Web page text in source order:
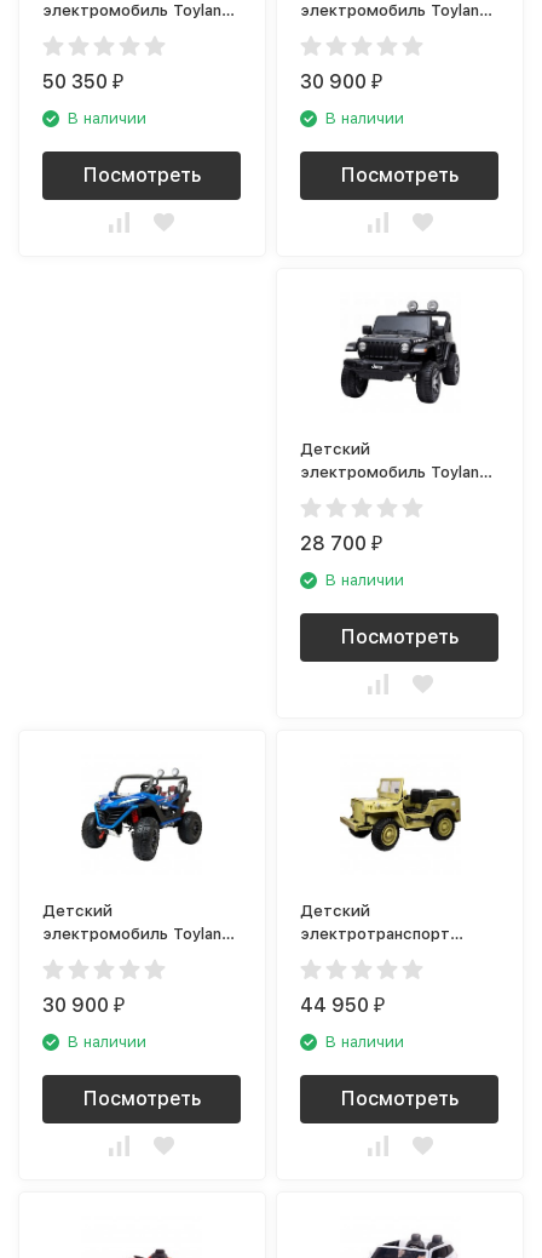
электромобиль Toyland
Toyota Tundra 2.0
красный
50 350₽
В наличии
Посмотреть
электромобиль Toyland
Багги YAP3096 чёрный
краска
30 900₽
В наличии
Посмотреть
Детский
электромобиль Toyland
Jeep Rubicon DK-JWR555
чёрный
28 700₽
В наличии
Посмотреть
Детский
электромобиль Toyland
Багги YAP3096 синий
краска
30 900₽
В наличии
Посмотреть
Детский
электротранспорт
Toyland Jeep Willys YKE
4137 Matcha
44 950₽
В наличии
Посмотреть